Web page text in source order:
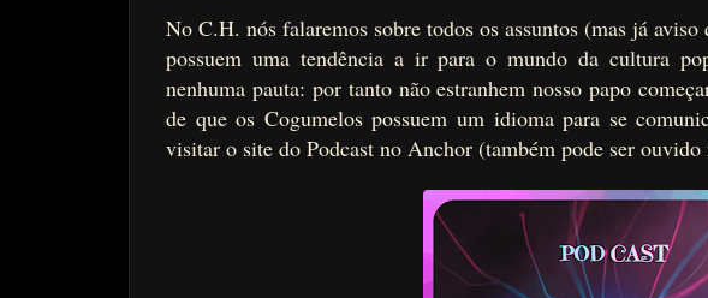
No C.H. nós falaremos sobre todos os assuntos (mas já aviso
possuem uma tendência a ir para o mundo da cultura
nenhuma pauta: por tanto não estranhem nosso papo
de que os Cogumelos possuem um idioma para se
visitar o site do Podcast no Anchor (também pode ser